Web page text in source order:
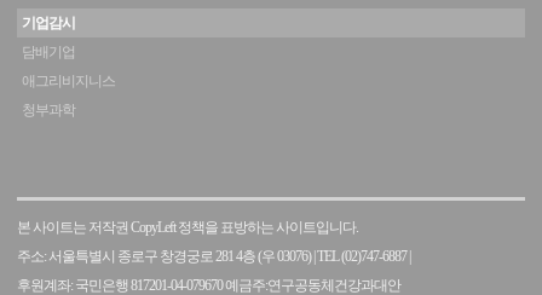
기업감시
담배기업
애그리비지니스
청부과학
본 사이트는 저작권 CopyLeft 정책을 표방하는 사이트입니다.
주소: 서울특별시 종로구 창경궁로 281 4층 (우 03076)| TEL (02)747-6887|
후원계좌: 국민은행 817201-04-079670 예금주:연구공동체건강과대안